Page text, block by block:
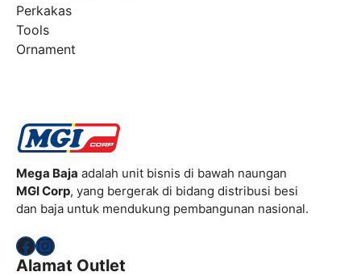
Perkakas
Tools
Ornament
Mega Baja adalah unit bisnis di bawah naungan
MGI Corp, yang bergerak di bidang distribusi besi
dan baja untuk mendukung pembangunan nasional.
Facebook
Instagram
Alamat Outlet